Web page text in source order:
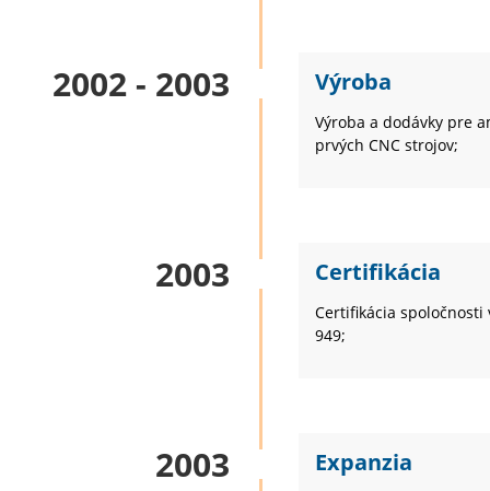
2002 - 2003 Výroba
Výroba a dodávky pre
prvých CNC strojov;
2003 Certifikácia
Certifikácia spoločnosti
949;
2003 Expanzia